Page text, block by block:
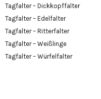
Tagfalter – Dickkopffalter
Tagfalter – Edelfalter
Tagfalter – Ritterfalter
Tagfalter – Weißlinge
Tagfalter – Würfelfalter